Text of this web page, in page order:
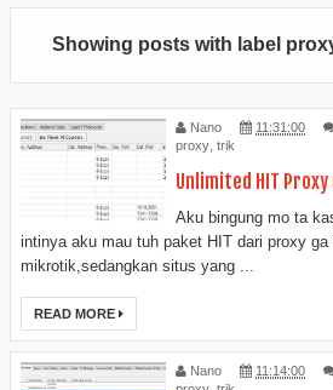
Showing posts with label
Nano 11:31:00
proxy trik
Unlimited HIT
Aku bingung mo ta
intinya aku mau tuh paket HIT dari proxy
mikrotik,sedangkan situs yang ...
READ MORE
Nano 11:14:00